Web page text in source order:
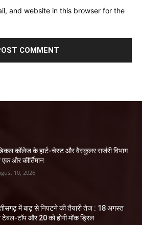
and website in this browser for the
कॉलेज के हार्ट-चेस्ट और वैस्कुलर सर्जरी विभाग
एक और कीर्तिमान
10, 2026
में बाढ़ से निपटने की तैयारी तेज : 18 अगस्त
टेबल-टॉप और 20 को होगी मॉक ड्रिल